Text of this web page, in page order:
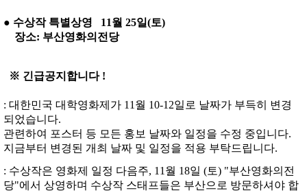
● 수상작 특별상영 11월 25일(토)
장소: 부산영화의전당
※ 긴급공지합니다 !
: 대한민국 대학영화제가 11월 10-12일로 날짜가 부득히 변경
되었습니다.
관련하여 포스터 등 모든 홍보 날짜와 일정을 수정 중입니다.
지금부터 변경된 개최 날짜 및 일정을 적용 부탁드립니다.
: 수상작은 영화제 일정 다음주, 11월 18일 (토) "부산영화의전
당"에서 상영하며 수상작 스태프들은 부산으로 방문하셔야 합